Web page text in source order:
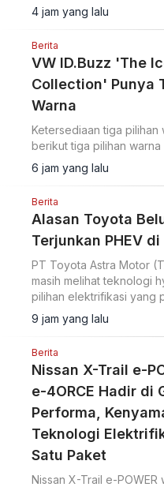
4 jam yang lalu
Berita
VW ID.Buzz 'The
Collection' Punya
Warna
Ketersediaan tiga pilihan
berikut tiga pilihan warna
6 jam yang lalu
Berita
Alasan Toyota
Terjunkan PHEV
PT Toyota Astra Motor
masih melihat teknologi
pilihan elektrifikasi yang
untuk pasar Indonesia.
9 jam yang lalu
Berita
Nissan X-Trail e-
e-4ORCE Hadir di
Performa,
Teknologi
Satu Paket
Nissan X-Trail e-POWER